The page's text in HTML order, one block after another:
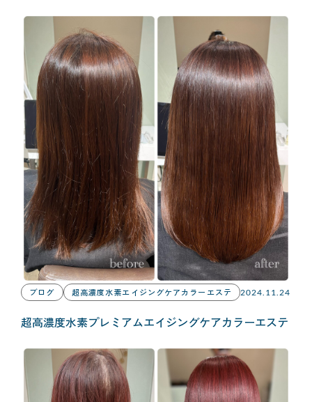
ブログ 超高濃度水素エイジングケアカラーエステ 2024.11.24
超高濃度水素プレミアムエイジングケアカラーエステ